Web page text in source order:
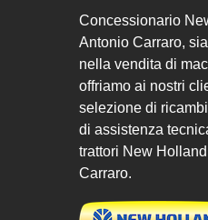
Concessionario
Antonio Carraro,
nella vendita di
offriamo ai nostri
selezione di
di assistenza
trattori New
Carraro.